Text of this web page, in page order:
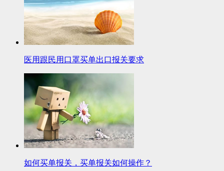
医用跟民用口罩买单出口报关要求
如何买单报关，买单报关如何操作？